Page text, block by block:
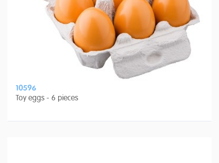
10596
Toy eggs - 6 pieces